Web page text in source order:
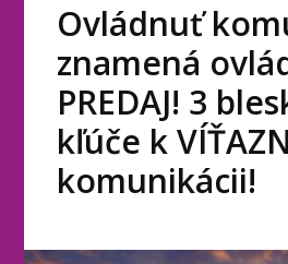
Ovládnuť
znamená
PREDAJ! 3
kľúče k
komunikácii!